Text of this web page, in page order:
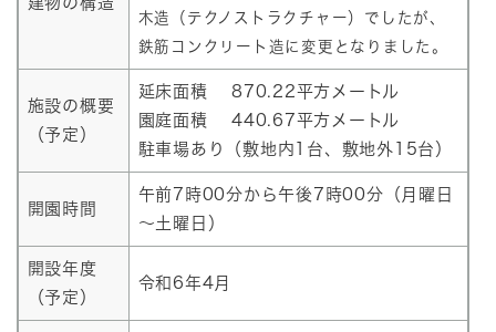
木造（テクノストラクチャー）でしたが、
鉄筋コンクリート造に変更となりました。
施設の概要
（予定）
延床面積 870.22平方メートル
園庭面積 440.67平方メートル
駐車場あり（敷地内1台、敷地外15台）
開園時間
午前7時00分から午後7時00分（月曜日
～土曜日）
開設年度
（予定）
令和6年4月